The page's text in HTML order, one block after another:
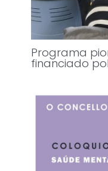
Programa
financiado